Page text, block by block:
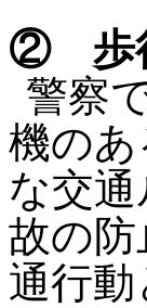
② 歩
警察
機の
な交
故の
通行